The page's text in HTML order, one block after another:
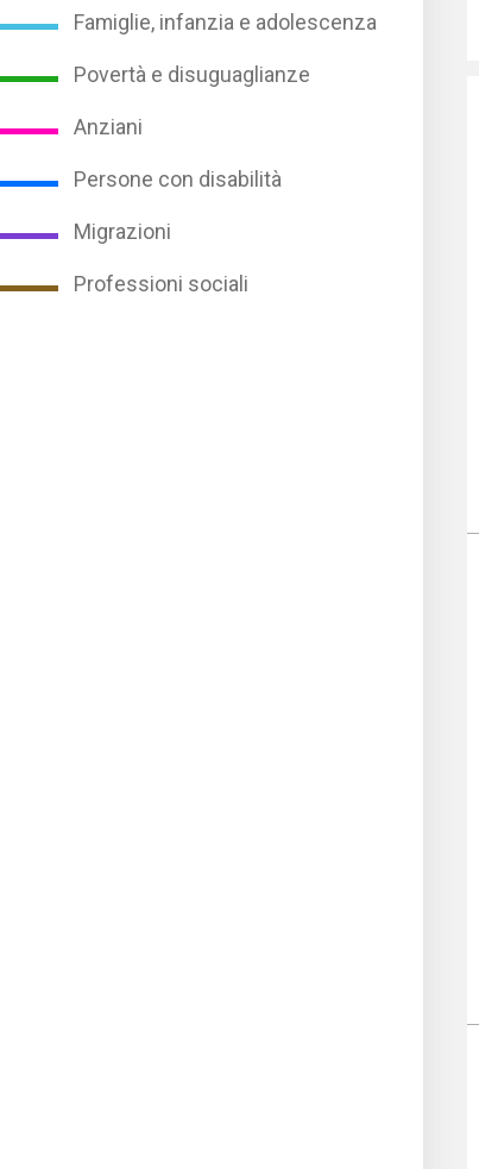
Famiglie, infanzia e adolescenza
Povertà e disuguaglianze
Anziani
Persone con disabilità
Migrazioni
Professioni sociali